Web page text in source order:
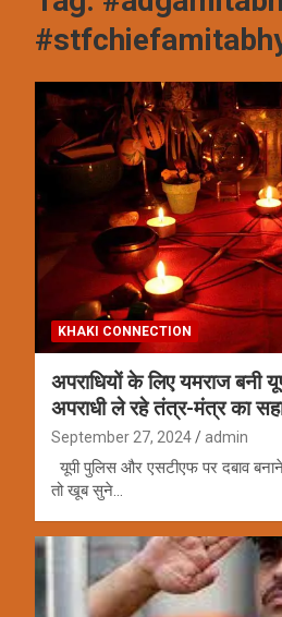
KHAKI CONNECTION
अपराधियों के लिए यमराज
अपराधी ले रहे तंत्र-मंत्र का
September 27, 2024 admin
यूपी पुलिस और एसटीएफ पर दबाव
तो खूब सुने…